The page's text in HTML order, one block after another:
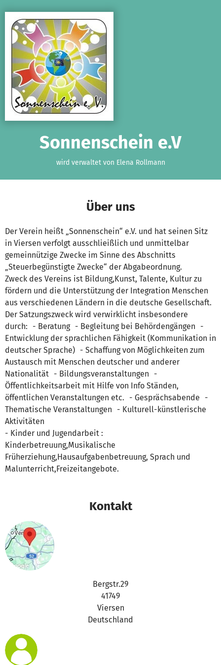
Sonnenschein e.V
wird verwaltet von Elena Rollmann
Über uns
Der Verein heißt „Sonnenschein“ e.V. und hat seinen Sitz
in Viersen verfolgt ausschlieißlich und unmittelbar
gemeinnützige Zwecke im Sinne des Abschnitts
„Steuerbegünstigte Zwecke“ der Abgabeordnung.
Zweck des Vereins ist Bildung,Kunst, Talente, Kultur zu
fördern und die Unterstützung der Integration Menschen
aus verschiedenen Ländern in die deutsche Gesellschaft.
Der Satzungszweck wird verwirklicht insbesondere
durch: - Beratung - Begleitung bei Behördengängen -
Entwicklung der sprachlichen Fähigkeit (Kommunikation in
deutscher Sprache) - Schaffung von Möglichkeiten zum
Austausch mit Menschen deutscher und anderer
Nationalität - Bildungsveranstaltungen -
Öffentlichkeitsarbeit mit Hilfe von Info Ständen,
öffentlichen Veranstaltungen etc. - Gesprächsabende -
Thematische Veranstaltungen - Kulturell-künstlerische
Aktivitäten
- Kinder und Jugendarbeit :
Kinderbetreuung,Musikalische
Früherziehung,Hausaufgabenbetreuung, Sprach und
Malunterricht,Freizeitangebote.
Kontakt
Bergstr.29
41749
Viersen
Deutschland